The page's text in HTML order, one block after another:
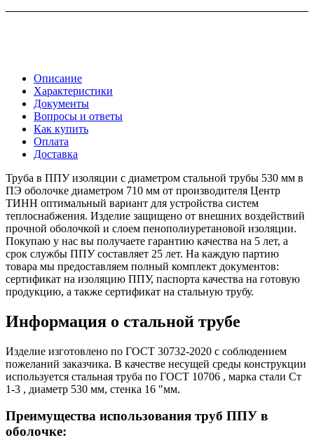
Описание
Характеристики
Документы
Вопросы и ответы
Как купить
Оплата
Доставка
Труба в ППУ изоляции с диаметром стальной трубы 530 мм в
ПЭ оболочке диаметром 710 мм от производителя Центр
ТИНН оптимальный вариант для устройства систем
теплоснабжения. Изделие защищено от внешних воздействий
прочной оболочкой и слоем пенополиуретановой изоляции.
Покупаю у нас вы получаете гарантию качества на 5 лет, а
срок службы ППУ составляет 25 лет. На каждую партию
товара мы предоставляем полный комплект документов:
сертификат на изоляцию ППУ, паспорта качества на готовую
продукцию, а также сертификат на стальную трубу.
Информация о стальной трубе
Изделие изготовлено по ГОСТ 30732-2020 с соблюдением
пожеланий заказчика. В качестве несущей среды конструкции
используется стальная труба по ГОСТ 10706 , марка стали Ст
1-3 , диаметр 530 мм, стенка 16 "мм.
Преимущества использования труб ППУ в
оболочке: